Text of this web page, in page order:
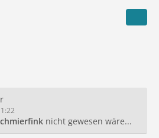
nicht gewesen wäre...